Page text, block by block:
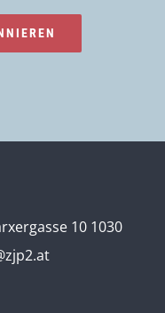
10 1030